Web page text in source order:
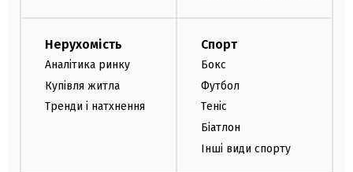
Нерухомість
Аналітика ринку
Купівля житла
Тренди і натхнення
Спорт
Бокс
Футбол
Теніс
Біатлон
Інші види спорту